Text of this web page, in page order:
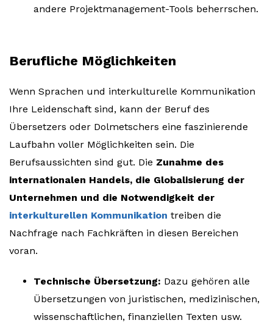
andere Projektmanagement-Tools beherrschen.
Berufliche Möglichkeiten
Wenn Sprachen und interkulturelle Kommunikation
Ihre Leidenschaft sind, kann der Beruf des
Übersetzers oder Dolmetschers eine faszinierende
Laufbahn voller Möglichkeiten sein. Die
Berufsaussichten sind gut. Die Zunahme des
internationalen Handels, die Globalisierung der
Unternehmen und die Notwendigkeit der
interkulturellen Kommunikation treiben die
Nachfrage nach Fachkräften in diesen Bereichen
voran.
Technische Übersetzung: Dazu gehören alle
Übersetzungen von juristischen, medizinischen,
wissenschaftlichen, finanziellen Texten usw.